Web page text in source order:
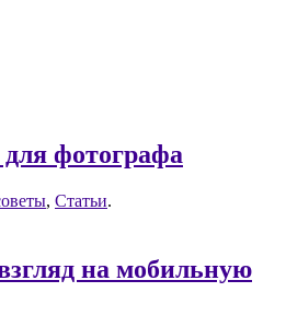
фотографа
, Статьи.
на мобильную